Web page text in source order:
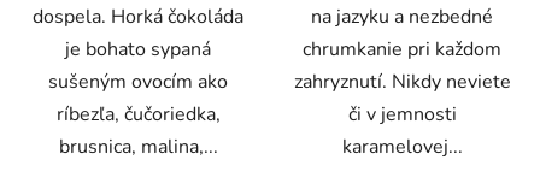
dospela. Horká čokoláda
je bohato sypaná
sušeným ovocím ako
ríbezľa, čučoriedka,
brusnica, malina,...
na jazyku a nezbedné
chrumkanie pri každom
zahryznutí. Nikdy neviete
či v jemnosti
karamelovej...